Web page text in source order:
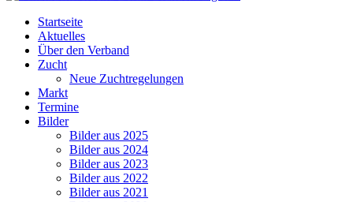
Startseite
Aktuelles
Über den Verband
Zucht
Neue Zuchtregelungen
Markt
Termine
Bilder
Bilder aus 2025
Bilder aus 2024
Bilder aus 2023
Bilder aus 2022
Bilder aus 2021